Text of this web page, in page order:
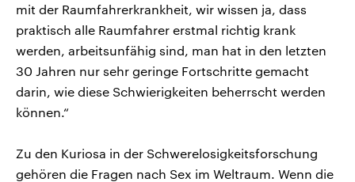
mit der Raumfahrerkrankheit, wir wissen ja, dass
praktisch alle Raumfahrer erstmal richtig krank
werden, arbeitsunfähig sind, man hat in den letzten
30 Jahren nur sehr geringe Fortschritte gemacht
darin, wie diese Schwierigkeiten beherrscht werden
können.“
Zu den Kuriosa in der Schwerelosigkeitsforschung
gehören die Fragen nach Sex im Weltraum. Wenn die